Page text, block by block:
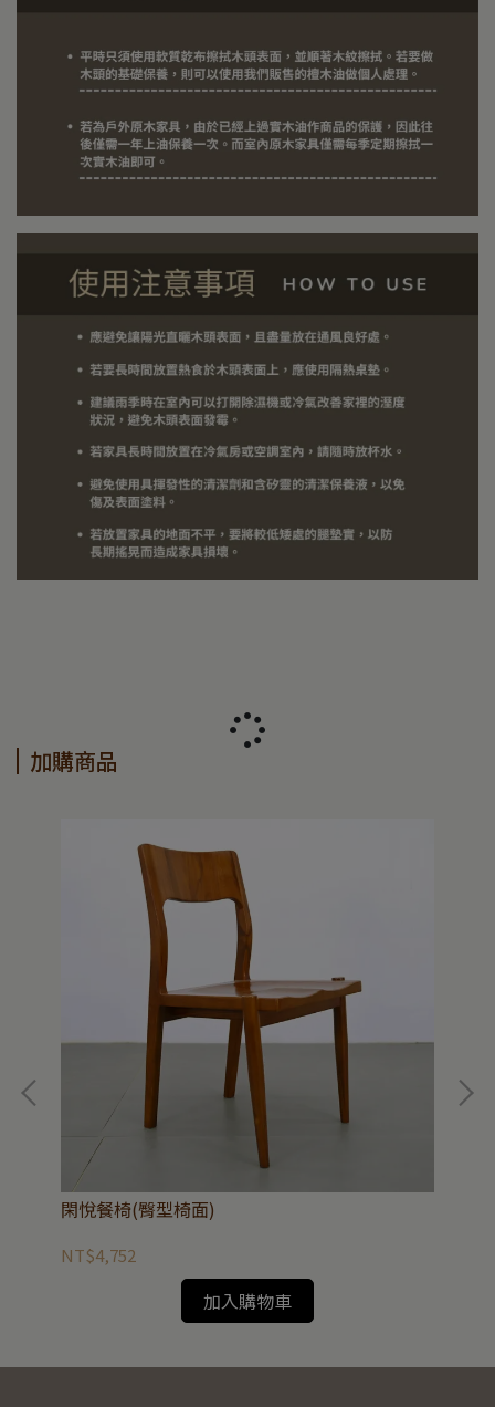
加購商品
閑悅餐椅(臀型椅面)
NT$4,752
加入購物車